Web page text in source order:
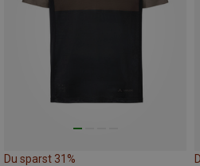
Du sparst 31%